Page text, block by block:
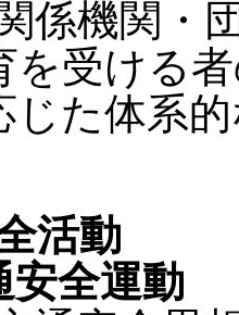
係機関・
を受ける
じた体系
活動
全運動